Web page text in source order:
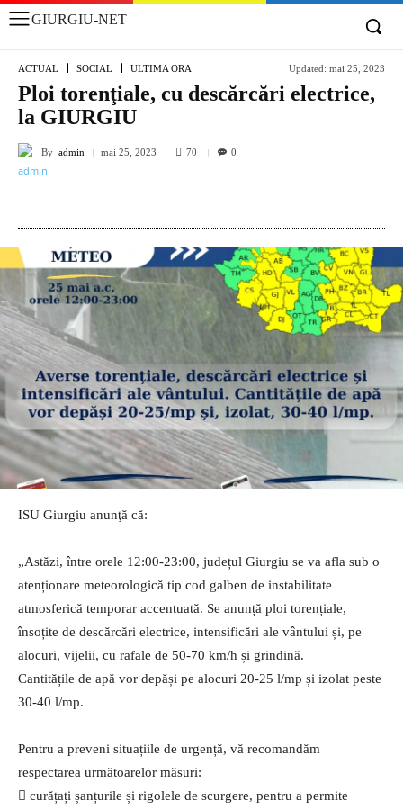
GIURGIU-NET
ACTUAL SOCIAL ULTIMA ORA Updated: mai 25, 2023
Ploi torenţiale, cu descărcări electrice,
la GIURGIU
By admin mai 25, 2023 70 0
ISU Giurgiu anunţă că:
„Astăzi, între orele 12:00-23:00, județul Giurgiu se va afla sub o
atenționare meteorologică tip cod galben de instabilitate
atmosferică temporar accentuată. Se anunță ploi torențiale,
însoțite de descărcări electrice, intensificări ale vântului și, pe
alocuri, vijelii, cu rafale de 50-70 km/h și grindină.
Cantitățile de apă vor depăși pe alocuri 20-25 l/mp și izolat peste
30-40 l/mp.
Pentru a preveni situațiile de urgență, vă recomandăm
respectarea următoarelor măsuri:
 curățați șanțurile și rigolele de scurgere, pentru a permite